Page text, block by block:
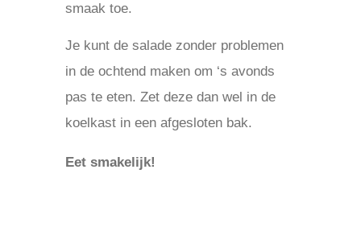
smaak toe.
Je kunt de salade zonder problemen
in de ochtend maken om ‘s avonds
pas te eten. Zet deze dan wel in de
koelkast in een afgesloten bak.
Eet smakelijk!